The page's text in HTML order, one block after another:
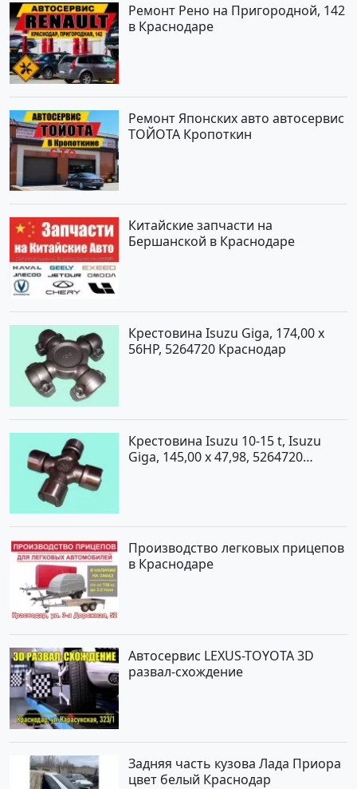
Ремонт Рено на Пригородной, 142
в Краснодаре
Ремонт Японских авто автосервис
ТОЙОТА Кропоткин
Китайские запчасти на
Бершанской в Краснодаре
Крестовина Isuzu Giga, 174,00 x
56HP, 5264720 Краснодар
Крестовина Isuzu 10-15 t, Isuzu
Giga, 145,00 x 47,98, 5264720
Производство легковых прицепов
в Краснодаре
Автосервис LEXUS-TOYOTA 3D
развал-схождение
Задняя часть кузова Лада Приора
цвет белый Краснодар